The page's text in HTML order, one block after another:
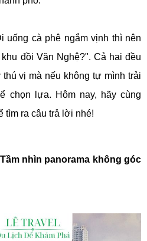
uống cà phê ngắm vịnh thì nên
đồi Văn Nghệ?". Cả hai đều
vị mà nếu không tự mình trải
chọn lựa. Hôm nay, hãy cùng
tìm ra câu trả lời nhé!
nhìn panorama không góc